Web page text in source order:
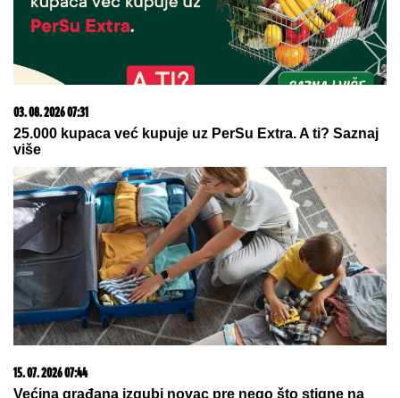
OVO JE RODNA KUĆA ANE
NIKOLIĆ:
Trava dostigla visinu
ograde, delići FASADE OTPADAJU
GODINAMA, sve deluje kao da su
"digli ruke" od nje! (FOTO)
07. 08. 2026 09:14
Сазнања „Политике”: Црна Гора следећа у војном
савезу Загреба, Тиране и Приштине